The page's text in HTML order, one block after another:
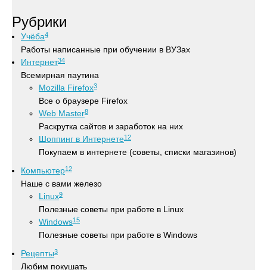
Рубрики
Учёба4
Работы написанные при обучении в ВУЗах
Интернет34
Всемирная паутина
Mozilla Firefox3
Все о браузере Firefox
Web Master8
Раскрутка сайтов и заработок на них
Шоппинг в Интернете12
Покупаем в интернете (советы, списки магазинов)
Компьютер12
Наше с вами железо
Linux9
Полезные советы при работе в Linux
Windows15
Полезные советы при работе в Windows
Рецепты3
Любим покушать